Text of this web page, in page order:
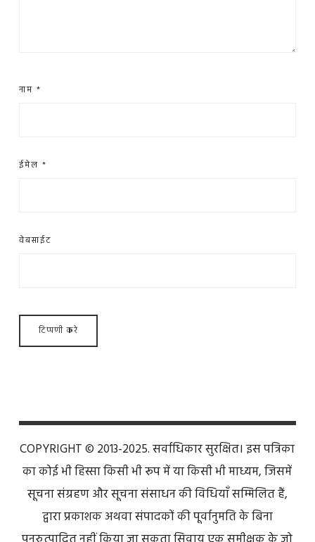
नाम *
ईमेल *
वेबसाईट
COPYRIGHT © 2013-2025. सर्वाधिकार सुरक्षित। इस पत्रिका
का कोई भी हिस्सा किसी भी रूप में या किसी भी माध्यम, जिसमें
सूचना संग्रहण और सूचना संसाधन की विधियाँ सम्मिलित हैं,
द्वारा प्रकाशक अथवा संपादकों की पूर्वानुमति के बिना